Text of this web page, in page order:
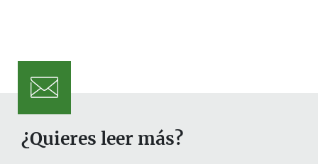
¿Quieres leer más?